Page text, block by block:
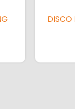
DISCO